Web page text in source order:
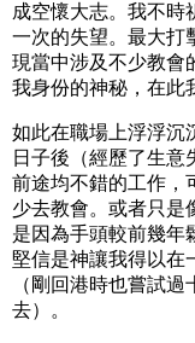
成空懷大志。我不時
一次的失望。最大打
現當中涉及不少教會
我身份的神秘，在此
如此在職場上浮浮沉
日子後（經歷了生意
前途均不錯的工作，
少去教會。或者只是
是因為手頭較前幾年
堅信是神讓我得以在
（剛回港時也嘗試
去）。